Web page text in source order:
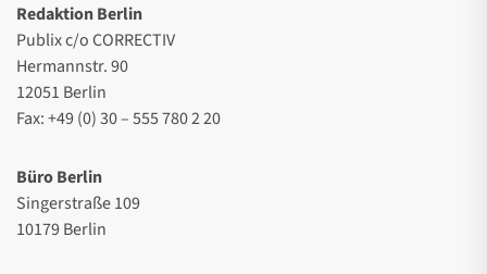
Redaktion Berlin
Publix c/o CORRECTIV
Hermannstr. 90
12051 Berlin
Fax: +49 (0) 30 – 555 780 2 20
Büro Berlin
Singerstraße 109
10179 Berlin